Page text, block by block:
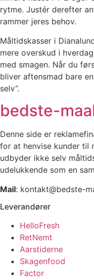
rytme. Justér derefter
rammer jeres behov.
Måltidskasser i
mere overskud i
med smagen. Når du
bliver aftensmad bare
selv”.
bedste-
Denne side er
for at henvise kunder til
udbyder ikke selv
udelukkende som en
Mail: kontakt@bedste-
Leverandører
HelloFresh
RetNemt
Aarstiderne
Skagenfood
Factor